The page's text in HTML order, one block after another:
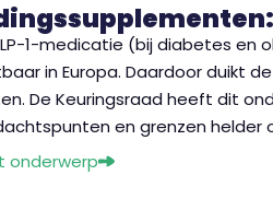
1-medicatie (bij diabetes en
in Europa. Daardoor duikt
De Keuringsraad heeft dit
en grenzen helder
onderwerp